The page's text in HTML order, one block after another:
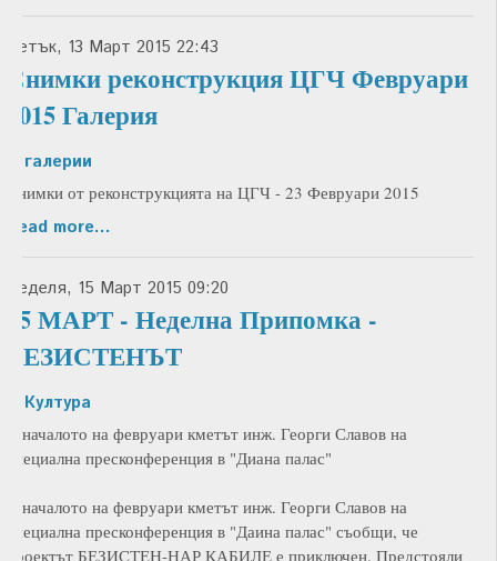
Петък, 13 Март 2015 22:43
Снимки реконструкция ЦГЧ Февруари
2015 Галерия
галерии
Снимки от реконструкцията на ЦГЧ - 23 Февруари 2015
Read more...
Неделя, 15 Март 2015 09:20
15 МАРТ - Неделна Припомка -
БЕЗИСТЕНЪТ
Култура
В началото на февруари кметът инж. Георги Славов на
специална пресконференция в "Диана палас"
В началото на февруари кметът инж. Георги Славов на
специална пресконференция в "Даина палас" съобщи, че
проектът БЕЗИСТЕН-НАР КАБИЛЕ е приключен. Предстояли